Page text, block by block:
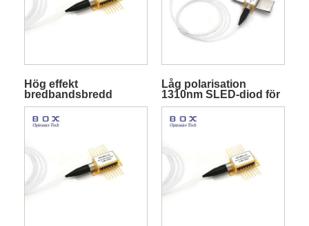
Hög effekt
bredbandsbredd
850nm SLED-diod för
medicinsk OCT
Låg polarisation
1310nm SLED-diod för
fiberoptiskt gyroskop